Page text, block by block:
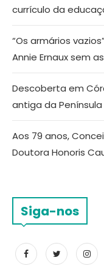
currículo da
“Os armários
Annie Ernaux sem
Descoberta em
antiga da Península
Aos 79 anos,
Doutora Honoris
Siga-nos